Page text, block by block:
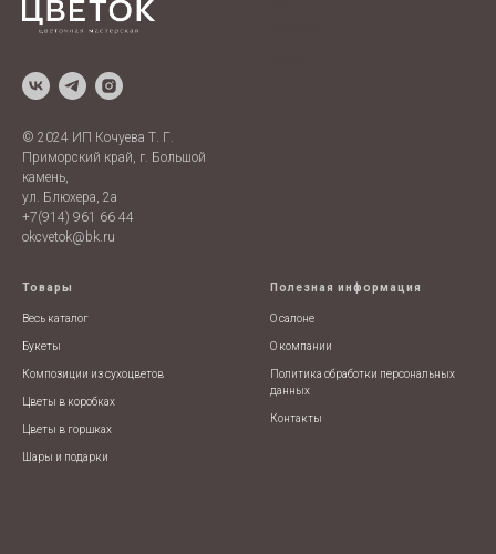
© 2024 ИП Кочуева Т. Г.
Приморский край, г. Большой
камень,
ул. Блюхера, 2а
+7(914) 961 66 44
okcvetok@bk.ru
Товары
Весь каталог
Букеты
Композиции из сухоцветов
Цветы в коробках
Цветы в горшках
Шары и подарки
Полезная информация
О салоне
О компании
Политика обработки персональных
данных
Контакты